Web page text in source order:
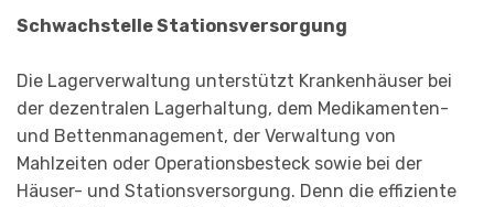
Schwachstelle Stationsversorgung
Die Lagerverwaltung unterstützt Krankenhäuser bei
der dezentralen Lagerhaltung, dem Medikamenten-
und Bettenmanagement, der Verwaltung von
Mahlzeiten oder Operationsbesteck sowie bei der
Häuser- und Stationsversorgung. Denn die effiziente